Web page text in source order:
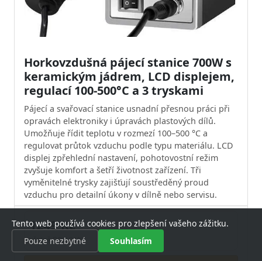
Horkovzdušná pájecí stanice 700W s
keramickým jádrem, LCD displejem,
regulací 100-500°C a 3 tryskami
Pájecí a svařovací stanice usnadní přesnou práci při
opravách elektroniky i úpravách plastových dílů.
Umožňuje řídit teplotu v rozmezí 100–500 °C a
regulovat průtok vzduchu podle typu materiálu. LCD
displej zpřehlední nastavení, pohotovostní režim
zvyšuje komfort a šetří životnost zařízení. Tři
vyměnitelné trysky zajišťují soustředěný proud
vzduchu pro detailní úkony v dílně nebo servisu.
1249 Kč
včetně DPH 21%
Tento web používá cookies pro zlepšení vašeho zážitku.
Pouze nezbytné
Souhlasím